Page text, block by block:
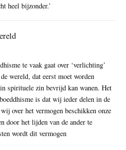
heel bijzonder.’
te vaak gaat over ‘verlichting’
wereld, dat eerst moet worden
spirituele zin bevrijd kan wanen. Het
is dat wij ieder delen in de
over het vermogen beschikken onze
door het lijden van de ander te
wordt dit vermogen